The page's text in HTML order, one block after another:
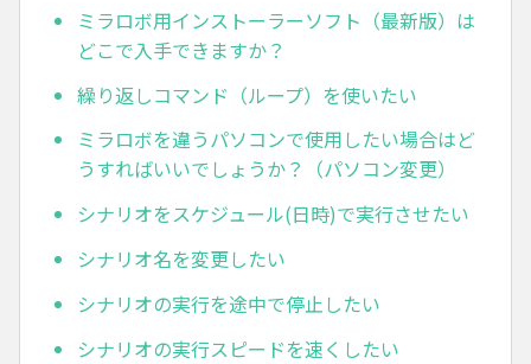
ミラロボ用インストーラーソフト（最新版）は
どこで入手できますか？
繰り返しコマンド（ループ）を使いたい
ミラロボを違うパソコンで使用したい場合はど
うすればいいでしょうか？（パソコン変更）
シナリオをスケジュール(日時)で実行させたい
シナリオ名を変更したい
シナリオの実行を途中で停止したい
シナリオの実行スピードを速くしたい